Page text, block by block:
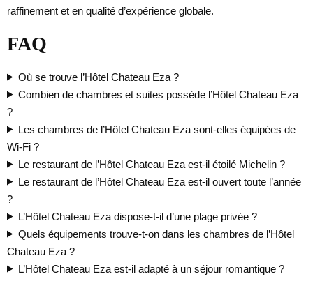
raffinement et en qualité d’expérience globale.
FAQ
Où se trouve l’Hôtel Chateau Eza ?
Combien de chambres et suites possède l’Hôtel Chateau Eza
?
Les chambres de l’Hôtel Chateau Eza sont-elles équipées de
Wi-Fi ?
Le restaurant de l’Hôtel Chateau Eza est-il étoilé Michelin ?
Le restaurant de l’Hôtel Chateau Eza est-il ouvert toute l’année
?
L’Hôtel Chateau Eza dispose-t-il d’une plage privée ?
Quels équipements trouve-t-on dans les chambres de l’Hôtel
Chateau Eza ?
L’Hôtel Chateau Eza est-il adapté à un séjour romantique ?